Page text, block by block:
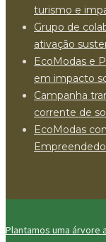
turismo e
Grupo de
ativação
EcoModas e
em impacto
Campanha
corrente de
EcoModas
Plantamos uma árvore